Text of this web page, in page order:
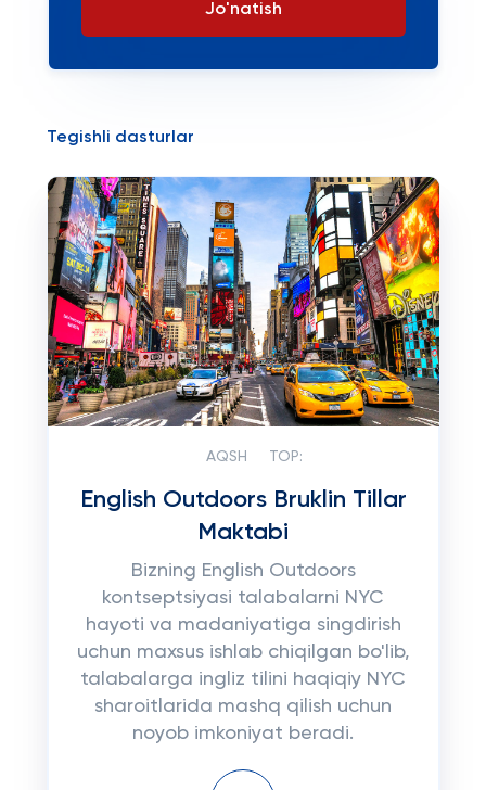
Jo'natish
Tegishli dasturlar
AQSH TOP:
English Outdoors Bruklin Tillar
Maktabi
Bizning English Outdoors
kontseptsiyasi talabalarni NYC
hayoti va madaniyatiga singdirish
uchun maxsus ishlab chiqilgan bo'lib,
talabalarga ingliz tilini haqiqiy NYC
sharoitlarida mashq qilish uchun
noyob imkoniyat beradi.